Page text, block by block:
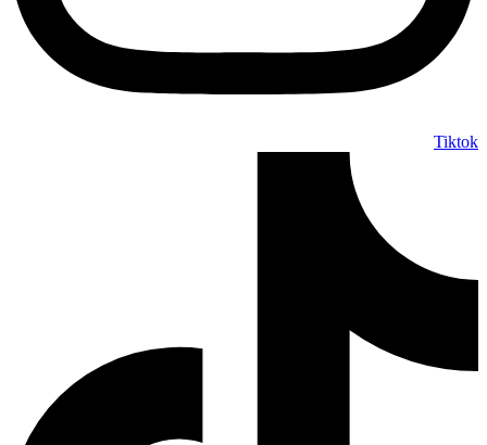
Tiktok